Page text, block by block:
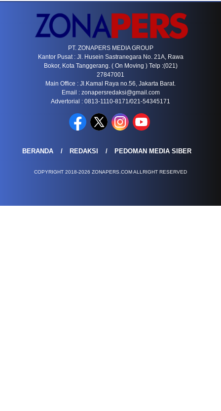
PT. ZONAPERS MEDIA GROUP
Kantor Pusat : Jl. Husein Sastranegara No. 21A, Rawa
Bokor, Kota Tanggerang. ( On Moving ) Telp :(021)
27847001
Main Office : Jl.Kamal Raya no.56, Jakarta Barat.
Email : zonapersredaksi@gmail.com
Advertorial : 0813-1110-8171/021-54345171
BERANDA REDAKSI PEDOMAN MEDIA SIBER
COPYRIGHT 2018-2026 ZONAPERS.COM ALLRIGHT RESERVED